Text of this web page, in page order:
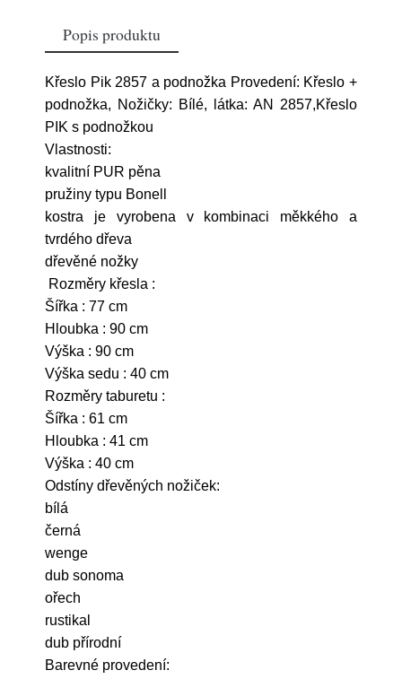
Popis produktu
Křeslo Pik 2857 a podnožka Provedení: Křeslo +
podnožka, Nožičky: Bílé, látka: AN 2857,Křeslo
PIK s podnožkou
Vlastnosti:
kvalitní PUR pěna
pružiny typu Bonell
kostra je vyrobena v kombinaci měkkého a
tvrdého dřeva
dřevěné nožky
Rozměry křesla :
Šířka : 77 cm
Hloubka : 90 cm
Výška : 90 cm
Výška sedu : 40 cm
Rozměry taburetu :
Šířka : 61 cm
Hloubka : 41 cm
Výška : 40 cm
Odstíny dřevěných nožiček:
bílá
černá
wenge
dub sonoma
ořech
rustikal
dub přírodní
Barevné provedení: